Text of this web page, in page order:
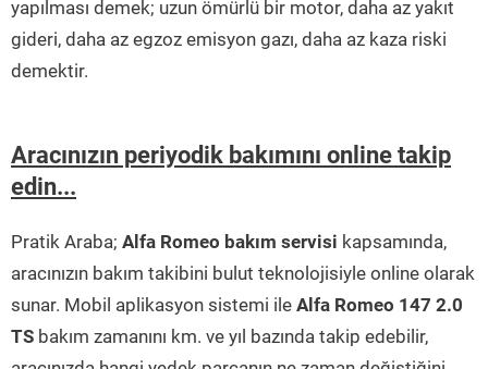
yapılması demek; uzun ömürlü bir motor, daha az yakıt
gideri, daha az egzoz emisyon gazı, daha az kaza riski
demektir.
Aracınızın periyodik bakımını online takip
edin...
Pratik Araba; Alfa Romeo bakım servisi kapsamında,
aracınızın bakım takibini bulut teknolojisiyle online olarak
sunar. Mobil aplikasyon sistemi ile Alfa Romeo 147 2.0
TS bakım zamanını km. ve yıl bazında takip edebilir,